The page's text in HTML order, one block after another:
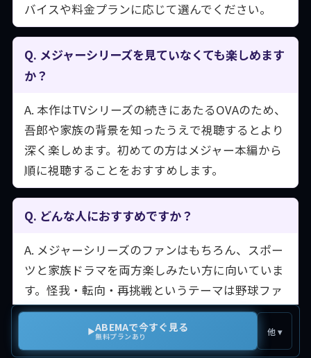
バイスや料金プランに応じて選んでください。
Q. メジャーシリーズを見ていなくても楽しめます
か？
A. 本作はTVシリーズの続きにあたるOVAのため、
吾郎や家族の背景を知ったうえで視聴するとより
深く楽しめます。初めての方はメジャー本編から
順に視聴することをおすすめします。
Q. どんな人におすすめですか？
A. メジャーシリーズのファンはもちろん、スポー
ツと家族ドラマを両方楽しみたい方に向いていま
す。怪我・転向・再挑戦というテーマは野球ファ
ン以外にも刺さる普遍的な内容です。
▶ABEMAで今すぐ見る
無料プランあり 他 ▾